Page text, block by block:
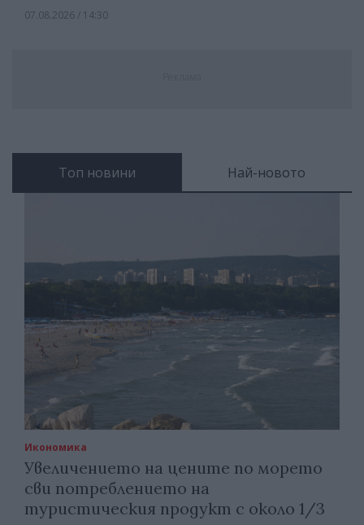
07.08.2026 / 14:30
Топ новини Най-новото
Икономика
Увеличението на цените по морето
сви потреблението на
туристическия продукт с около 1/3